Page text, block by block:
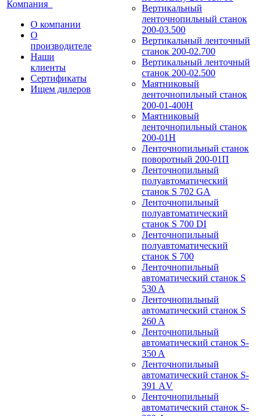
Компания
О компании
О
производителе
Наши
клиенты
Сертификаты
Ищем дилеров
Вертикальный
ленточнопильный станок
200-03.500
Вертикальный ленточный
станок 200-02.700
Вертикальный ленточный
станок 200-02.500
Маятниковый
ленточнопильный станок
200-01-400Н
Маятниковый
ленточнопильный станок
200-01Н
Ленточнопильный станок
поворотный 200-01П
Ленточнопильный
полуавтоматический
станок S 702 GA
Ленточнопильный
полуавтоматический
станок S 700 DI
Ленточнопильный
полуавтоматический
станок S 700
Ленточнопильный
автоматический станок S
530 A
Ленточнопильный
автоматический станок S
260 A
Ленточнопильный
автоматический станок S-
350 A
Ленточнопильный
автоматический станок S-
391 АV
Ленточнопильный
автоматический станок S-